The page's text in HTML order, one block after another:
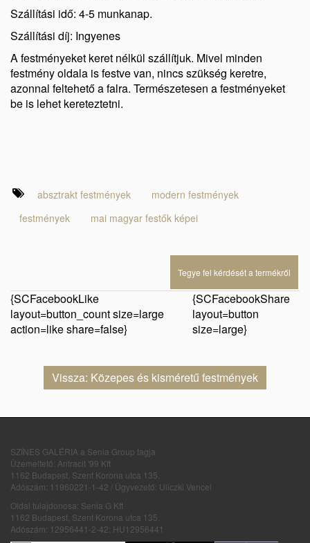
Szállítási idő: 4-5 munkanap.
Szállítási díj: Ingyenes
A festményeket keret nélkül szállítjuk. Mivel minden
festmény oldala is festve van, nincs szükség keretre,
azonnal feltehető a falra. Természetesen a festményeket
be is lehet kereteztetni.
absztrakt festmények
modern festmények
festmények
mai magyar festők képei
Tegye fel kérdését a termékről
{SCFacebookLike
layout=button_count size=large
action=like share=false}
{SCFacebookShare
layout=button
size=large}
Vissza: Közepes és kisméretű festmények
SZÍNES GALÉRIA a Senia Group tagja
Üzemeltető: Antracit '99 Kft
1162 Budapest, Szent Korona utca 135.
Adószám: 11960221-1-42 / Ügyvezető: Uliczki Vencel
Oldal tulajdonosa: Senia G Kft
1162 Budapest, Szent Korona utca 135.
Adószám: 12956441-2-42; HU12956441